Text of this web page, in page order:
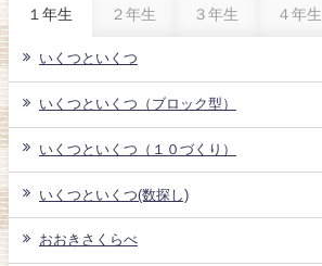
１年生 ２年生 ３年生 ４年生
いくつといくつ
いくつといくつ（ブロック型）
いくつといくつ（１０づくり）
いくつといくつ(数探し)
おおきさくらべ